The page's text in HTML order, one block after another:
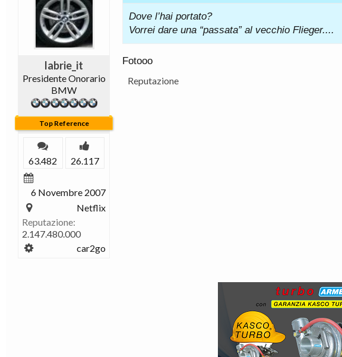
labrie_it
Presidente Onorario
BMW
Top Reference
63.482 26.117
6 Novembre 2007
Netflix
Reputazione:
2.147.480.000
car2go
Dove l’hai portato?
Vorrei dare una “passata” al vecchio Flieger....
Fotooo
Reputazione